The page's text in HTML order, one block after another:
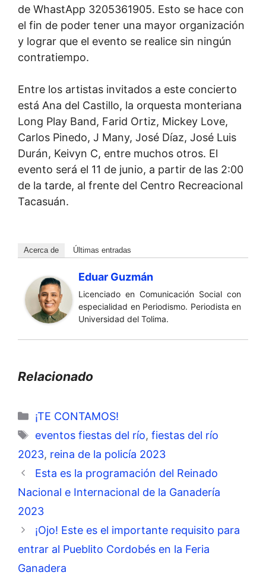
de WhastApp 3205361905. Esto se hace con
el fin de poder tener una mayor organización
y lograr que el evento se realice sin ningún
contratiempo.
Entre los artistas invitados a este concierto
está Ana del Castillo, la orquesta monteriana
Long Play Band, Farid Ortiz, Mickey Love,
Carlos Pinedo, J Many, José Díaz, José Luis
Durán, Keivyn C, entre muchos otros. El
evento será el 11 de junio, a partir de las 2:00
de la tarde, al frente del Centro Recreacional
Tacasuán.
Acerca de Últimas entradas
Eduar Guzmán
Licenciado en Comunicación Social con
especialidad en Periodismo. Periodista en
Universidad del Tolima.
Relacionado
Categorías
¡TE CONTAMOS!
Etiquetas
eventos fiestas del río, fiestas del río
2023, reina de la policía 2023
Esta es la programación del Reinado
Nacional e Internacional de la Ganadería
2023
¡Ojo! Este es el importante requisito para
entrar al Pueblito Cordobés en la Feria
Ganadera